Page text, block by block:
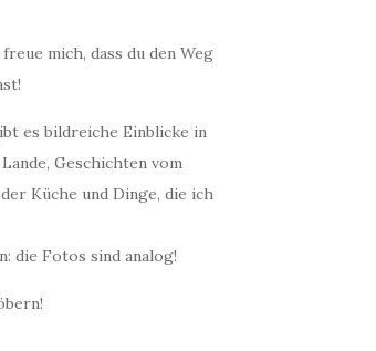
mich, dass du den Weg
es bildreiche Einblicke in
Geschichten vom
Küche und Dinge, die ich
die Fotos sind analog!